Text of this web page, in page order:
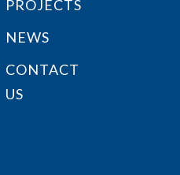
PROJECTS
NEWS
CONTACT
US